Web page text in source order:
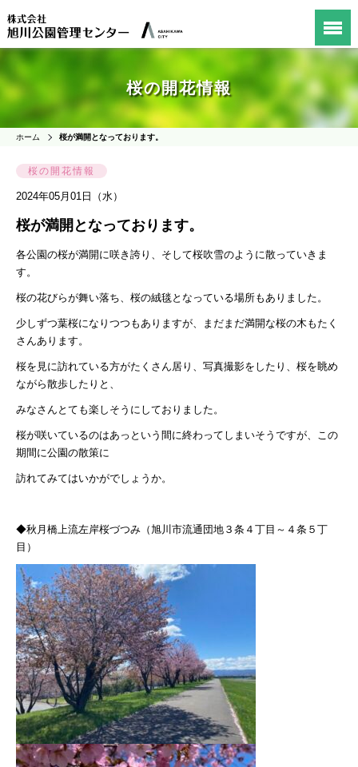
桜の開花情報
ホーム 桜が満開となっております。
桜の開花情報
2024年05月01日（水）
桜が満開となっております。
各公園の桜が満開に咲き誇り、そして桜吹雪のように散っていきま
す。
桜の花びらが舞い落ち、桜の絨毯となっている場所もありました。
少しずつ葉桜になりつつもありますが、まだまだ満開な桜の木もたく
さんあります。
桜を見に訪れている方がたくさん居り、写真撮影をしたり、桜を眺め
ながら散歩したりと、
みなさんとても楽しそうにしておりました。
桜が咲いているのはあっという間に終わってしまいそうですが、この
期間に公園の散策に
訪れてみてはいかがでしょうか。
◆秋月橋上流左岸桜づつみ（旭川市流通団地３条４丁目～４条５丁
目）